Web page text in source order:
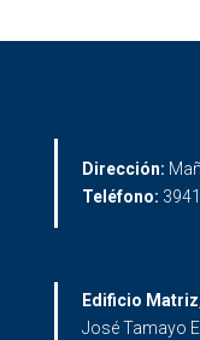
Dirección:
Teléfono:
Edificio
José Tamayo